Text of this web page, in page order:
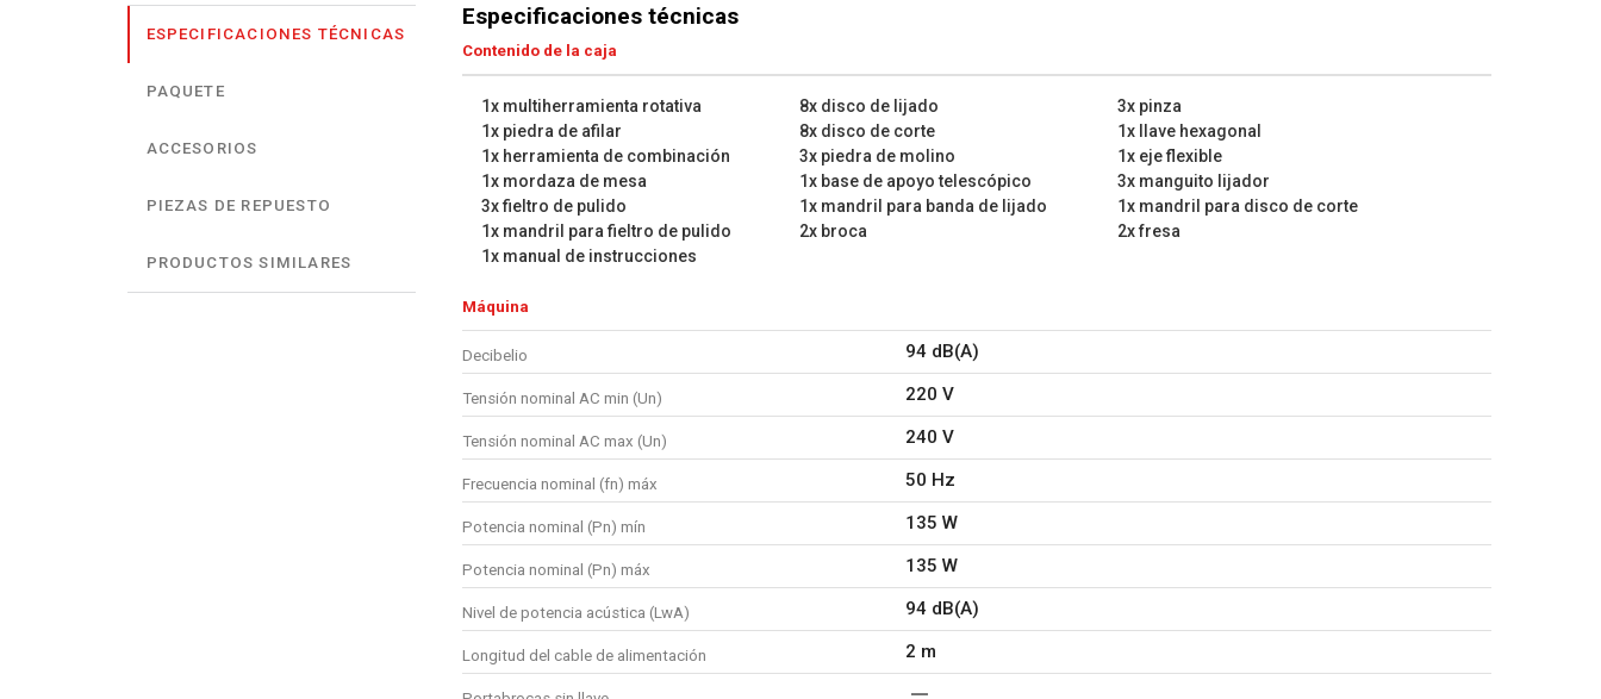
1x multiherramienta rotativa
8x disco de lijado
3x pinza
1x piedra de afilar
8x disco de corte
1x llave hexagonal
1x mordaza de mesa
1x base de apoyo telescópico
3x manguito lijador
3x fieltro de pulido
1x mandril para banda de lijado
1x mandril para disco de corte
1x mandril para fieltro de pulido
2x broca
2x fresa
1x manual de instrucciones
ESPECIFICACIONES TÉCNICAS
PAQUETE
ACCESORIOS
PIEZAS DE REPUESTO
PRODUCTOS SIMILARES
Especificaciones técnicas
Contenido de la caja
1x multiherramienta rotativa 8x disco de lijado
3x pinza
1x piedra de afilar
8x disco de corte
1x llave hexagonal
1x herramienta de combinación
3x piedra de molino
1x eje flexible
1x mordaza de mesa
1x base de apoyo telescópico
3x manguito lijador
3x fieltro de pulido
1x mandril para banda de lijado
1x mandril para disco de corte
1x mandril para fieltro de pulido
2x broca
2x fresa
1x manual de instrucciones
Máquina
Decibelio 94 dB(A)
Tensión nominal AC min (Un) 220 V
Tensión nominal AC max (Un) 240 V
Frecuencia nominal (fn) máx 50 Hz
Potencia nominal (Pn) mín 135 W
Potencia nominal (Pn) máx 135 W
Nivel de potencia acústica (LwA) 94 dB(A)
Longitud del cable de alimentación 2 m